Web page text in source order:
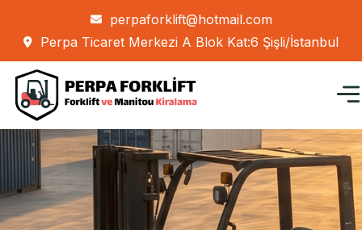
perpaforklift@hotmail.com
Perpa Ticaret Merkezi A Blok Kat:6 Şişli/İstanbul